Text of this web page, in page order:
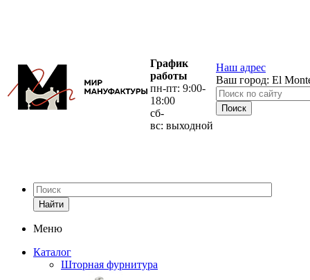
График
работы
пн-пт: 9:00-
18:00
сб-
вс: выходной
Наш адрес
Ваш город: El
Найти
Меню
Каталог
Шторная фурнитура